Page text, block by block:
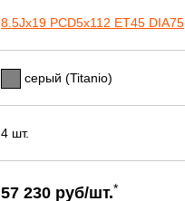
8.5Jx19 PCD5x112 ET45 DIA75
серый (Titanio)
4 шт.
57 230 руб/шт.*